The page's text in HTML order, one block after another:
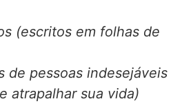
(escritos em folhas de
de pessoas indesejáveis
atrapalhar sua vida)